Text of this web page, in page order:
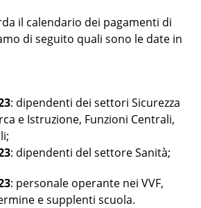
il calendario dei pagamenti di
di seguito quali sono le date in
: dipendenti dei settori Sicurezza
e Istruzione, Funzioni Centrali,
: dipendenti del settore Sanità;
: personale operante nei VVF,
e supplenti scuola.